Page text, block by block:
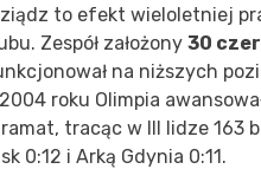
to efekt wieloletniej
Zespół założony 30
na niższych
roku Olimpia
tracąc w III lidze 163
0:12 i Arką Gdynia 0:11.